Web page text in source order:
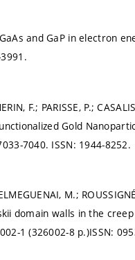
and GaP in electron
F.; PARISSE, P.;
Gold
7040. ISSN: 1944-8252.
M.;
domain walls in the
1 (326002-8 p.)ISSN: